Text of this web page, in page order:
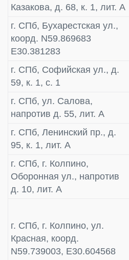
Казакова, д. 68, к. 1, лит. А
г. СПб, Бухарестская ул.,
коорд. N59.869683
E30.381283
г. СПб, Софийская ул., д.
59, к. 1, с. 1
г. СПб, ул. Салова,
напротив д. 55, лит. А
г. СПб, Ленинский пр., д.
95, к. 1, лит. А
г. СПб, г. Колпино,
Оборонная ул., напротив
д. 10, лит. А
г. СПб, г. Колпино, ул.
Красная, коорд.
N59.739003, E30.604568